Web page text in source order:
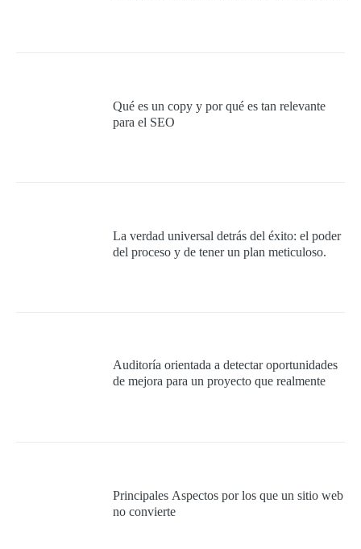
Qué es un copy y por qué es tan relevante
para el SEO
La verdad universal detrás del éxito: el poder
del proceso y de tener un plan meticuloso.
Auditoría orientada a detectar oportunidades
de mejora para un proyecto que realmente
Principales Aspectos por los que un sitio web
no convierte